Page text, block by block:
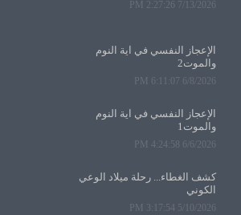
7/13/2026 2:27:26 PM
الإعجاز النفسي في آية النوم
والموت2
6/8/2026 6:11:07 PM
الإعجاز النفسي في آية النوم
والموت1
6/6/2026 4:24:58 PM
كشف الغطاء... رحلة ميلاد الوعي
الكوني
5/10/2026 3:17:54 PM